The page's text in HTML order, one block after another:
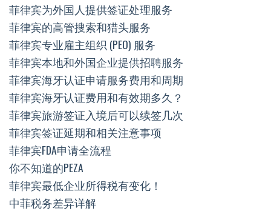
菲律宾为外国人提供签证处理服务
菲律宾的高管搜索和猎头服务
菲律宾专业雇主组织 (PEO) 服务
菲律宾本地和外国企业提供招聘服务
菲律宾海牙认证申请服务费用和周期
菲律宾海牙认证费用和有效期多久？
菲律宾旅游签证入境后可以续签几次
菲律宾签证延期和相关注意事项
菲律宾FDA申请全流程
你不知道的PEZA
菲律宾最低企业所得税有变化！
中菲税务差异详解